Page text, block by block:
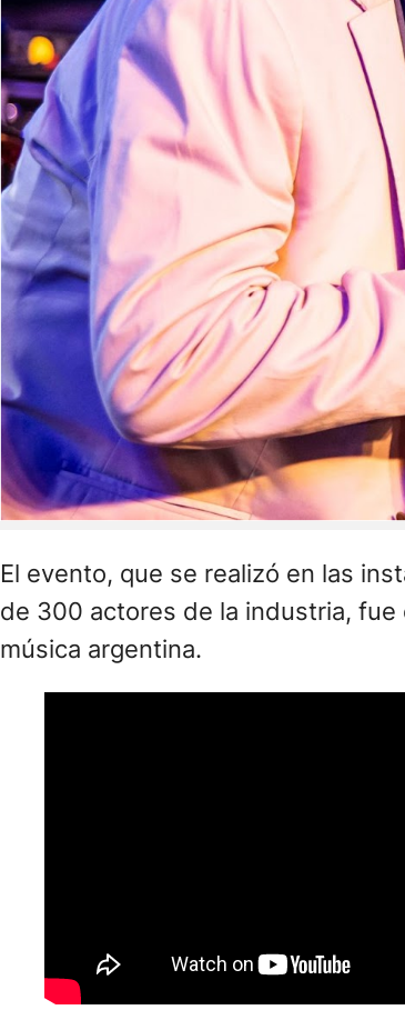
El evento, que se realizó en las
de 300 actores de la industria,
música argentina.